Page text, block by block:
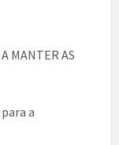
MANTER AS
a